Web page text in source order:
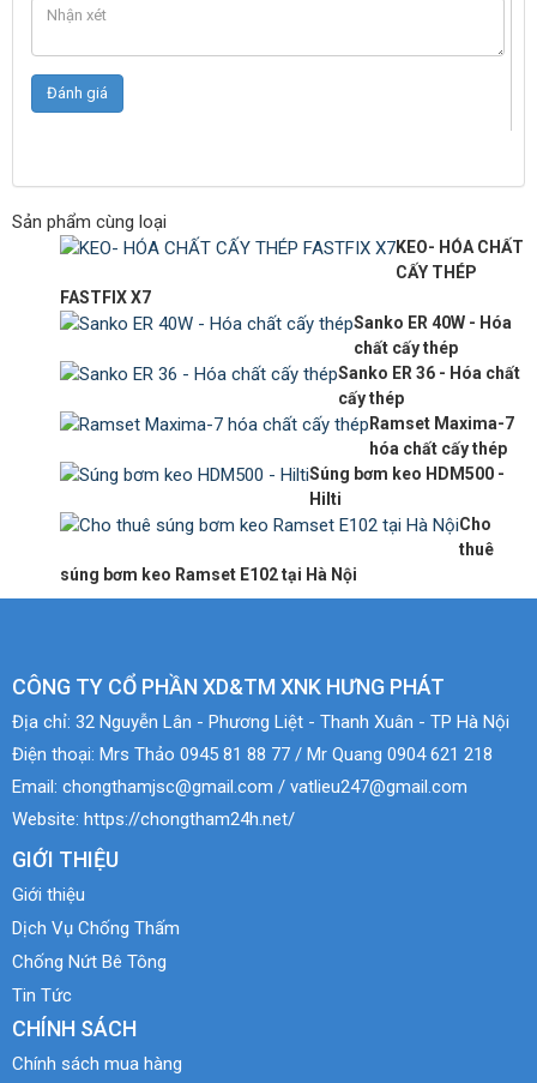
Sản phẩm cùng loại
KEO- HÓA CHẤT
CẤY THÉP
FASTFIX X7
Sanko ER 40W - Hóa
chất cấy thép
Sanko ER 36 - Hóa chất
cấy thép
Ramset Maxima-7
hóa chất cấy thép
Súng bơm keo HDM500 -
Hilti
Cho
thuê
súng bơm keo Ramset E102 tại Hà Nội
CÔNG TY CỔ PHẦN XD&TM XNK HƯNG PHÁT
Địa chỉ: 32 Nguyễn Lân - Phương Liệt - Thanh Xuân - TP Hà Nội
Điện thoại: Mrs Thảo 0945 81 88 77 / Mr Quang 0904 621 218
Email: chongthamjsc@gmail.com / vatlieu247@gmail.com
Website: https://chongtham24h.net/
GIỚI THIỆU
Giới thiệu
Dịch Vụ Chống Thấm
Chống Nứt Bê Tông
Tin Tức
CHÍNH SÁCH
Chính sách mua hàng